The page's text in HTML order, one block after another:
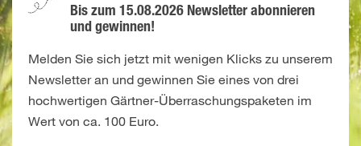
Bis zum 15.08.2026 Newsletter abonnieren
und gewinnen!
Melden Sie sich jetzt mit wenigen Klicks zu unserem
Newsletter an und gewinnen Sie eines von drei
hochwertigen Gärtner-Überraschungspaketen im
Wert von ca. 100 Euro.